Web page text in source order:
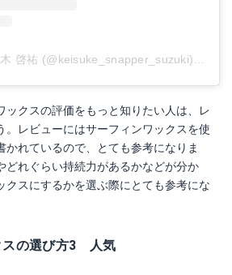
A post shared by 鈴木 啓祐 (@keisuke_snapper_suzuki)
on
ックスの評価をもっと知りたい人は、レ
。レビューにはサーフィンワックスを使
かれているので、とても参考になりま
どれぐらい持続力があるかなどが分か
クスにするかを選ぶ際にとても参考にな
スの選び方3 人気